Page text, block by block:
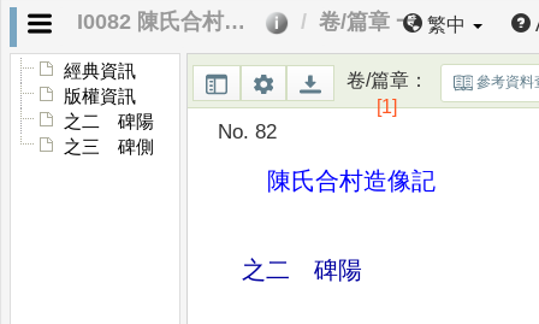
I0082 陳氏合村造像記 卷/篇章 一 繁中
經典資訊
版權資訊
之二 碑陽
之三 碑側
卷/篇章：
[1]
參考資料
No. 82
陳氏合村造像記
之二 碑陽